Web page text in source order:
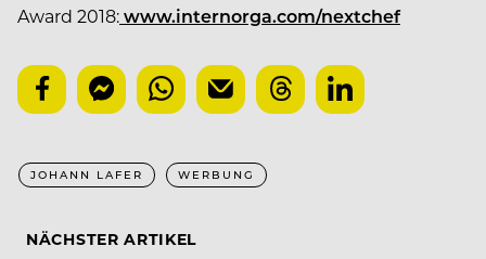
Award 2018:www.internorga.com/nextchef
JOHANN LAFER WERBUNG
NÄCHSTER ARTIKEL